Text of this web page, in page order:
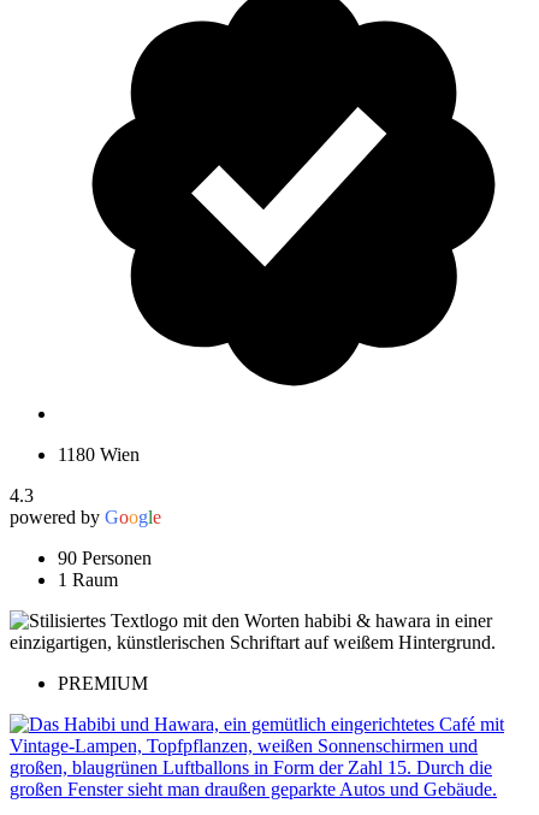
1180 Wien
4.3
powered by Google
90 Personen
1 Raum
PREMIUM